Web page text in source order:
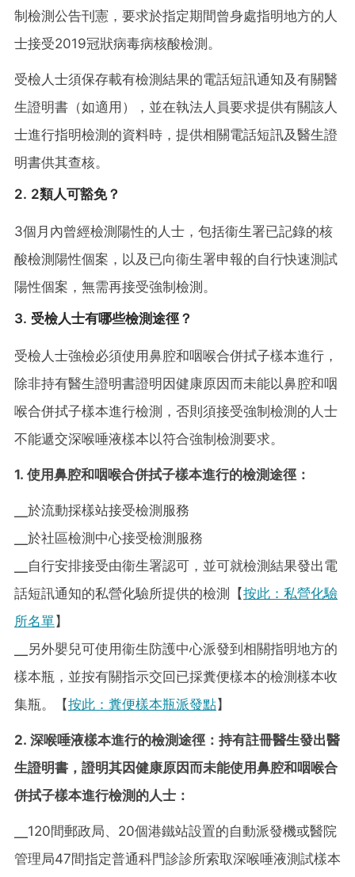
制檢測公告刊憲，要求於指定期間曾身處指明地方的人
士接受2019冠狀病毒病核酸檢測。
受檢人士須保存載有檢測結果的電話短訊通知及有關醫
生證明書（如適用），並在執法人員要求提供有關該人
士進行指明檢測的資料時，提供相關電話短訊及醫生證
明書供其查核。
2. 2類人可豁免？
3個月內曾經檢測陽性的人士，包括衞生署已記錄的核
酸檢測陽性個案，以及已向衞生署申報的自行快速測試
陽性個案，無需再接受強制檢測。
3. 受檢人士有哪些檢測途徑？
受檢人士強檢必須使用鼻腔和咽喉合併拭子樣本進行，
除非持有醫生證明書證明因健康原因而未能以鼻腔和咽
喉合併拭子樣本進行檢測，否則須接受強制檢測的人士
不能遞交深喉唾液樣本以符合強制檢測要求。
1. 使用鼻腔和咽喉合併拭子樣本進行的檢測途徑：
╴於流動採樣站接受檢測服務
╴於社區檢測中心接受檢測服務
╴自行安排接受由衞生署認可，並可就檢測結果發出電
話短訊通知的私營化驗所提供的檢測【按此：私營化驗
所名單】
╴另外嬰兒可使用衞生防護中心派發到相關指明地方的
樣本瓶，並按有關指示交回已採糞便樣本的檢測樣本收
集瓶。【按此：糞便樣本瓶派發點】
2. 深喉唾液樣本進行的檢測途徑：持有註冊醫生發出醫
生證明書，證明其因健康原因而未能使用鼻腔和咽喉合
併拭子樣本進行檢測的人士：
╴120間郵政局、20個港鐵站設置的自動派發機或醫院
管理局47間指定普通科門診診所索取深喉唾液測試樣本